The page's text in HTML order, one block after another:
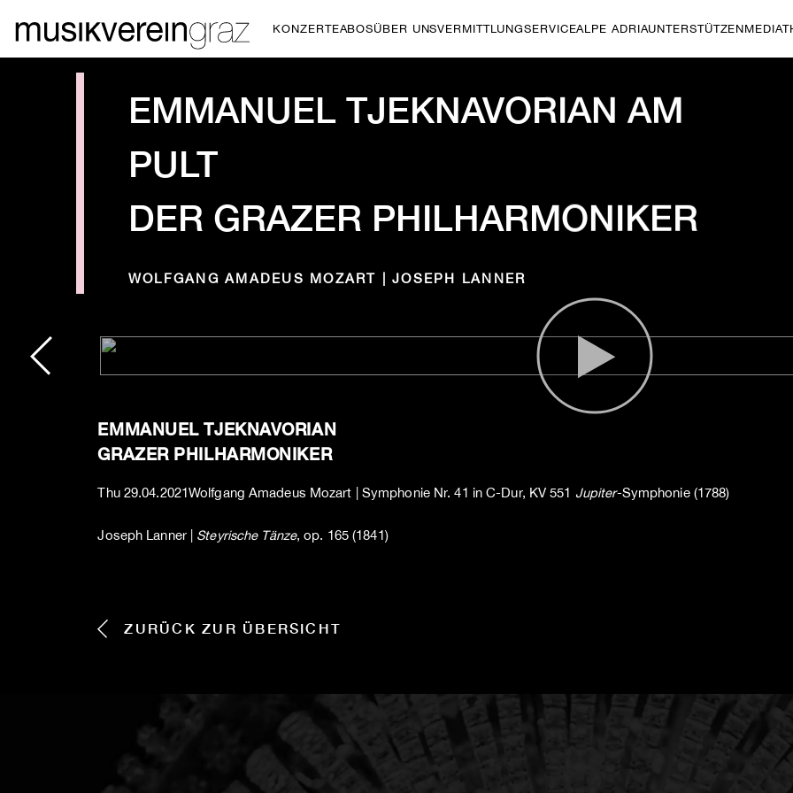
KONZERTEABOSÜBER UNSVERMITTLUNGSERVICEALPE ADRIAUNTERSTÜTZEN
EMMANUEL TJEKNAVORIAN AM
PULT
DER GRAZER PHILHARMONIKER
WOLFGANG AMADEUS MOZART | JOSEPH LANNER
EMMANUEL TJEKNAVORIAN
GRAZER PHILHARMONIKER
Thu29.04.2021Wolfgang Amadeus Mozart | Symphonie Nr. 41 in C-Dur, KV 551 Jupiter-Symphonie (1788)
Joseph Lanner | Steyrische Tänze, op. 165 (1841)
ZURÜCK ZUR ÜBERSICHT